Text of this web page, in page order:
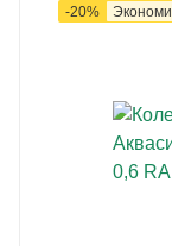
-20%